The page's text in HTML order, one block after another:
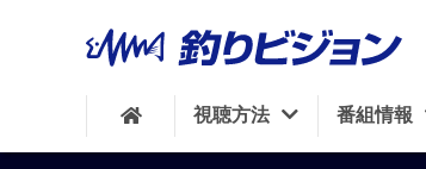
視聴方法 番組情報